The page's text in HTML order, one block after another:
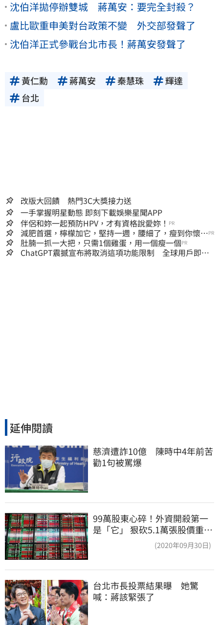
沈伯洋拋停辦雙城 蔣萬安：要完全封殺？
盧比歐重申美對台政策不變 外交部發聲了
沈伯洋正式參戰台北市長！蔣萬安發聲了
黃仁勳 蔣萬安 秦慧珠
輝達
台北
改版大回饋 熱門3C大獎接力送
一手掌握明星動態 即刻下載娛樂星聞APP
伴侶和妳一起預防HPV，才有資格說愛妳！ PR
減肥首選，檸檬加它，堅持一週，腰細了，瘦到你懷疑
人生
PR
肚腩一抓一大把，只需1個雞蛋，用一個瘦一個PR
ChatGPT震撼宣布將取消這項功能限制 全球用戶即刻
延伸閱讀
慈濟遭詐10億　陳時中4年前苦
勸1句被罵爆
99萬股東心碎！外資開殺第一
是「它」 狠砍5.1萬張股價重挫
(2020年09月30日)
台北市長投票結果曝　她驚
喊：蔣該緊張了